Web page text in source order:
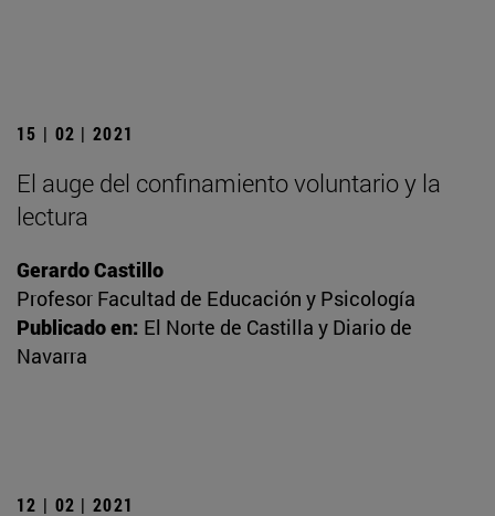
15 | 02 | 2021
El auge del confinamiento voluntario y la
lectura
Gerardo Castillo
Profesor Facultad de Educación y Psicología
Publicado en: El Norte de Castilla y Diario de
Navarra
12 | 02 | 2021